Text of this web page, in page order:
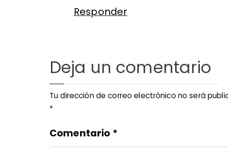
Responder
Deja un comentario
Tu dirección de correo electrónico no será
*
Comentario *